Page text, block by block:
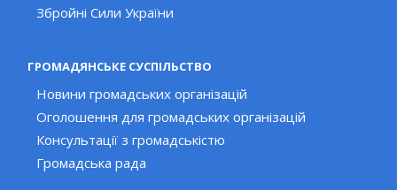
Збройні Сили України
ГРОМАДЯНСЬКЕ СУСПІЛЬСТВО
Новини громадських організацій
Оголошення для громадських організацій
Консультації з громадськістю
Громадська рада